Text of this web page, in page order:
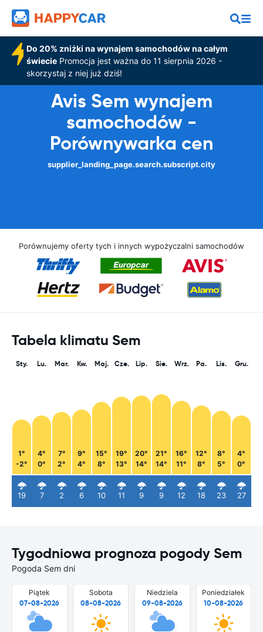
Do 20% zniżki na wynajem samochodów na całym
świeciePromocja jest ważna do 11 sierpnia 2026 -
skorzystaj z niej już dziś!
Avis Sem wynajem
samochodów -
Porównywarka cen
supplier_landing_page.search.subscript.city
Porównujemy oferty tych i innych wypożyczalni samochodów
Tabela klimatu Sem
Sty.
1°
-2°
19
Lu.
4°
0°
7
Mar.
7°
2°
2
Kw.
9°
4°
6
Maj.
15°
8°
10
Cze.
19°
13°
11
Lip.
20°
14°
9
Sie.
21°
14°
9
Wrz.
16°
11°
12
Pa.
12°
8°
18
Lis.
8°
5°
23
Gru.
4°
0°
27
Tygodniowa prognoza pogody Sem
Pogoda Sem dni
Piątek
07-08-2026
Sobota
08-08-2026
Niedziela
09-08-2026
Poniedziałek
10-08-2026